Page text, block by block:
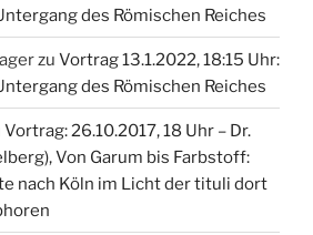
des Römischen Reiches
zu Vortrag 13.1.2022, 18:15 Uhr:
des Römischen Reiches
Vortrag: 26.10.2017, 18 Uhr – Dr.
Von Garum bis Farbstoff:
nach Köln im Licht der tituli dort